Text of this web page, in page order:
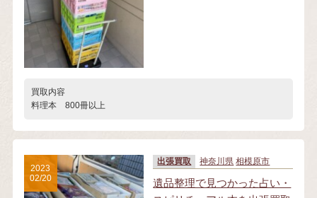
買取内容
料理本 800冊以上
出張買取 神奈川県 相模原市
遺品整理で見つかった占い・
2023
02/20